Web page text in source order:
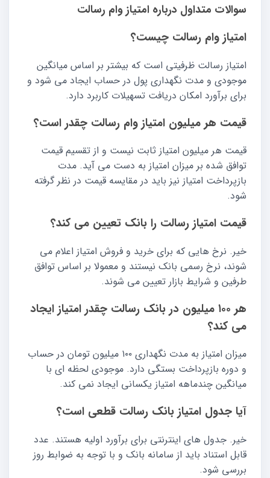
سوالات متداول درباره امتیاز وام رسالت
امتیاز وام رسالت چیست؟
امتیاز رسالت ظرفیتی است که بیشتر بر اساس میانگین
موجودی و مدت نگهداری پول در حساب ایجاد می شود و
برای برآورد امکان دریافت تسهیلات کاربرد دارد.
قیمت هر میلیون امتیاز وام رسالت چقدر است؟
قیمت هر میلیون امتیاز ثابت نیست و از تقسیم قیمت
توافق شده بر میزان امتیاز به دست می آید. مدت
بازپرداخت امتیاز نیز باید در مقایسه قیمت در نظر گرفته
شود.
قیمت امتیاز رسالت را بانک تعیین می کند؟
خیر. نرخ هایی که برای خرید و فروش امتیاز اعلام می
شوند، نرخ رسمی بانک نیستند و معمولا بر اساس توافق
طرفین و شرایط بازار تعیین می شوند.
هر ۱۰۰ میلیون در بانک رسالت چقدر امتیاز ایجاد
می کند؟
میزان امتیاز به مدت نگهداری ۱۰۰ میلیون تومان در حساب
و دوره بازپرداخت بستگی دارد. موجودی لحظه ای با
میانگین چندماهه امتیاز یکسانی ایجاد نمی کند.
آیا جدول امتیاز بانک رسالت قطعی است؟
خیر. جدول های اینترنتی برای برآورد اولیه هستند. عدد
قابل استناد باید از سامانه بانک و با توجه به ضوابط روز
بررسی شود.